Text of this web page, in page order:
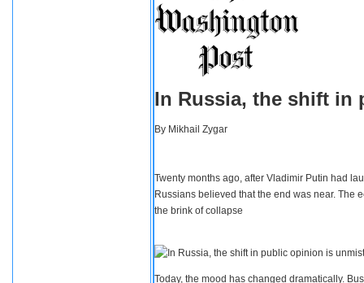
In Russia, the shift in
By Mikhail Zygar
Twenty months ago, after Vladimir Putin had
Russians believed that the end was near. The
the brink of collapse
Today, the mood has changed dramatically.